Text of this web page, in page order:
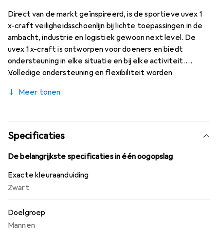
Direct van de markt geïnspireerd, is de sportieve uvex 1
x-craft veiligheidsschoenlijn bij lichte toepassingen in de
ambacht, industrie en logistiek gewoon next level. De
uvex 1 x-craft is ontworpen voor doeners en biedt
ondersteuning in elke situatie en bij elke activiteit.
Volledige ondersteuning en flexibiliteit worden
geïntegreerde flexzone in de voorvoet. Daarnaast heeft
bescherming en ademend vermogen dankzij de
dynamische overneus, technologische bovenmaterialen
en de geperforeerde tongconstructie. De i-PUREnrj
planet tussenzool zorgt voor een consistente
het nu gaat om duurzaamheid, comfort, sportiviteit of
innovatie, de uvex 1 x-craft is gewoon de volgende
Meer tonen
Specificaties
De belangrijkste specificaties in één oogopslag
Exacte kleuraanduiding
Zwart
Doelgroep
Mannen